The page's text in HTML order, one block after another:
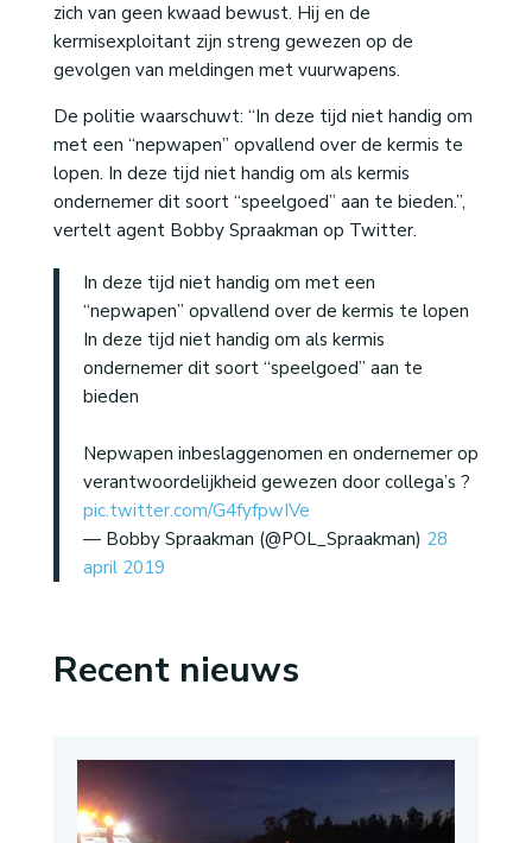
zich van geen kwaad bewust. Hij en de
kermisexploitant zijn streng gewezen op de
gevolgen van meldingen met vuurwapens.
De politie waarschuwt: “In deze tijd niet handig om
met een “nepwapen” opvallend over de kermis te
lopen. In deze tijd niet handig om als kermis
ondernemer dit soort “speelgoed” aan te bieden.”,
vertelt agent Bobby Spraakman op Twitter.
In deze tijd niet handig om met een
“nepwapen” opvallend over de kermis te lopen
In deze tijd niet handig om als kermis
ondernemer dit soort “speelgoed” aan te
bieden
Nepwapen inbeslaggenomen en ondernemer op
verantwoordelijkheid gewezen door collega’s ?
pic.twitter.com/G4fyfpwIVe
— Bobby Spraakman (@POL_Spraakman) 28
april 2019
Recent nieuws